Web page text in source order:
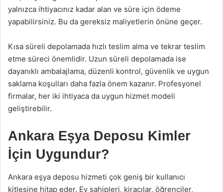
yalnızca ihtiyacınız kadar alan ve süre için ödeme
yapabilirsiniz. Bu da gereksiz maliyetlerin önüne geçer.
Kısa süreli depolamada hızlı teslim alma ve tekrar teslim
etme süreci önemlidir. Uzun süreli depolamada ise
dayanıklı ambalajlama, düzenli kontrol, güvenlik ve uygun
saklama koşulları daha fazla önem kazanır. Profesyonel
firmalar, her iki ihtiyaca da uygun hizmet modeli
geliştirebilir.
Ankara Eşya Deposu Kimler
İçin Uygundur?
Ankara eşya deposu hizmeti çok geniş bir kullanıcı
kitlesine hitap eder. Ev sahipleri, kiracılar, öğrenciler,